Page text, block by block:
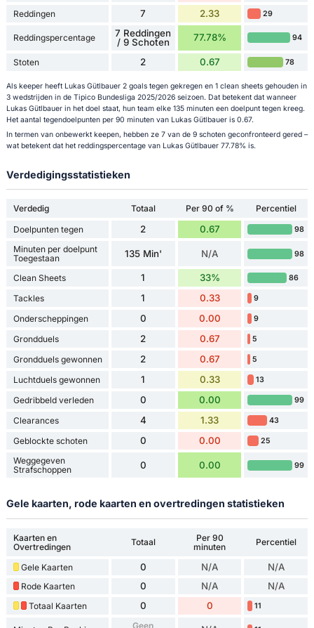
Reddingen 7 2.33 29
Reddingspercentage
7 Reddingen
/ 9 Schoten
77.78% 94
Stoten 2 0.67 78
Als keeper heeft Lukas Gütlbauer 2 goals tegen gekregen en 1 clean sheets gehouden in
3 wedstrijden in de Tipico Bundesliga 2025/2026 seizoen. Dat betekent dat wanneer
Lukas Gütlbauer in het doel staat, hun team elke 135 minuten een doelpunt tegen kreeg.
Het aantal tegendoelpunten per 90 minuten van Lukas Gütlbauer is 0.67.
In termen van onbewerkt keepen, hebben ze 7 van de 9 schoten geconfronteerd gered –
wat betekent dat het reddingspercentage van Lukas Gütlbauer 77.78% is.
Verdedigingsstatistieken
Verdedig Totaal Per 90 of %
Percentiel
Doelpunten tegen
2 0.67 98
Minuten per doelpunt
Toegestaan
135 Min' N/A 98
Clean Sheets 1 33% 86
Tackles 1 0.33 9
Onderscheppingen 0 0.00 9
Grondduels 2 0.67 5
Grondduels gewonnen 2 0.67 5
Luchtduels gewonnen 1 0.33 13
Gedribbeld verleden 0 0.00 99
Clearances 4 1.33 43
Geblockte schoten 0 0.00 25
Weggegeven
Strafschoppen
0 0.00 99
Gele kaarten, rode kaarten en overtredingen statistieken
Kaarten en
Overtredingen
Totaal
Per 90
minuten
Percentiel
Gele Kaarten 0 N/A N/A
Rode Kaarten 0 N/A N/A
Totaal Kaarten 0 0 11
Geen